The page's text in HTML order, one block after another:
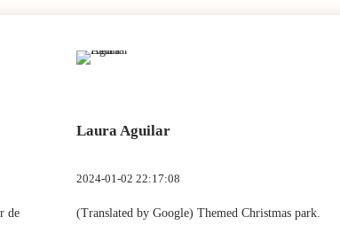
de
Laura Aguilar
2024-01-02 22:17:08
(Translated by Google) Themed Christmas park.